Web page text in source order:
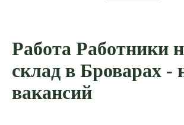
Работа Работники
склад в Броварах -
вакансий